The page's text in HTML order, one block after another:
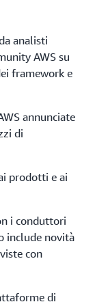
analisti
AWS su
framework e
annunciate
di
prodotti e ai
i conduttori
include novità
con
di